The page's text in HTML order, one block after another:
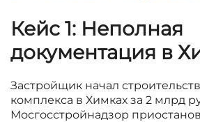
Кейс 1: Неполная
документация в
Застройщик начал
комплекса в Химках за 2 млрд
Мосгосстройнадзор